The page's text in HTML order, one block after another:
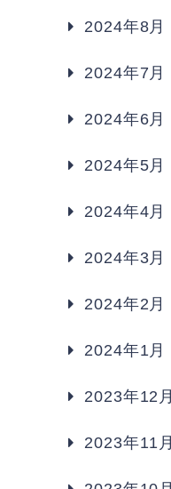
2024年8月
2024年7月
2024年6月
2024年5月
2024年4月
2024年3月
2024年2月
2024年1月
2023年12月
2023年11月